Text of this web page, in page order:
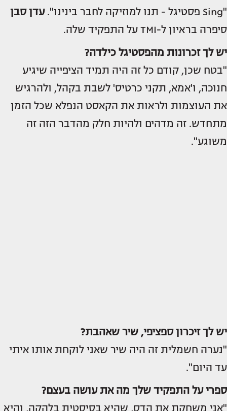
"Sing פסטיגל - תנו למוזיקה לחבר בינינו".
עדן סבן
סיפרה בראיון ל-TMI על התפקיד שלה.
יש לך זכרונות מהפסטיגל כילדה?
"בטח שכן, קודם כל זה היה תמיד הציפייה שיגיע
חנוכה, ו'אמא, תקני כרטיס' לשבת בקהל, ולהרגיש
את העוצמות ולראות את הקאסט הנפלא שכל הזמן
מתחדש. זה מדהים ולהיות חלק מהדבר הזה זה
משוגע".
יש לך זיכרון ספציפי, שיר שאהבת?
"נערה חשמלית זה היה שיר שאני לוקחת אותו איתי
עד היום".
ספרי על התפקיד שלך מה את עושה בעצם?
"אני משחקת את הדס, שהיא בסיסטית בלהקה, והיא